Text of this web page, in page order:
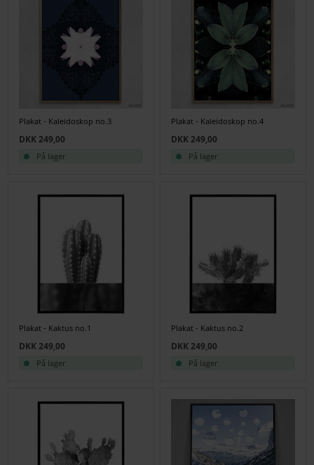
Plakat - Kaleidoskop no.3
DKK 249,00
På lager
Plakat - Kaleidoskop no.4
DKK 249,00
På lager
Plakat - Kaktus no.1
DKK 249,00
På lager
Plakat - Kaktus no.2
DKK 249,00
På lager